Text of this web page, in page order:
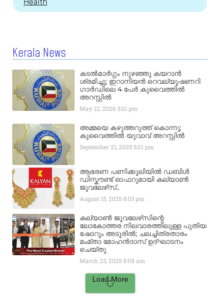
Kerala News
കടൽമാർഗ്ഗം നുഴഞ്ഞു കയറാൻ
ശ്രമിച്ചു; ഇറാനിയൻ റെവല്യൂഷണറി
ഗാർഡിലെ 4 പേർ കുവൈത്തിൽ
അറസ്റ്റിൽ
May 12, 20265:01 pm
അമ്മയെ കഴുത്തറുത്ത് കൊന്നു;
കുവൈത്തിൽ യുവാവ് അറസ്റ്റിൽ
September 21, 20255:01 pm
ആഭരണ പണിക്കൂലിയിൽ ഡബിൾ
ഡിസ്കൗണ്ട് ഓഫറുമായി കല്യാൺ
ജൂവലേഴ്‌സ്..
August 15, 20258:03 pm
കല്യാൺ ജൂവലേഴ്‌സിന്റെ
ലോകോത്തര നിലവാരത്തിലുള്ള പുതിയ
ഷോറൂം അടൂരിൽ; ചലച്ചിത്രതാരം
മംമ്താ മോഹൻദാസ് ഉദ്ഘാടനം
ചെയ്‌തു
March 23, 20258:09 am
Load More